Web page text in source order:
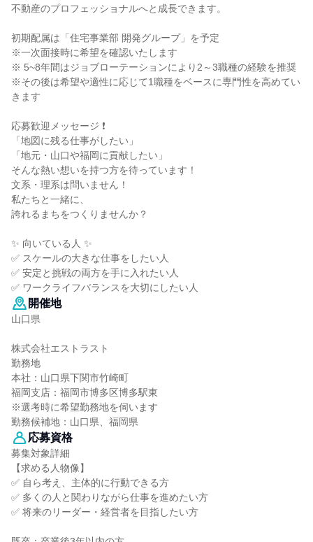
不動産のプロフェッショナルへと成長できます。
初期配属は「住宅事業部 開発グループ」を予定
※一次面接時に希望を確認いたします
※ 5~8年間はジョブローテーションにより2～3職種の経験を推奨
※その後は希望や適性に応じて1職種をベースに専門性を高めてい
きます
応募歓迎メッセージ ❗
「地図に残る仕事がしたい」
「地元・山口や福岡に貢献したい」
そんな熱い想いを持つ方を待っています！
文系・理系は問いません！
私たちと一緒に、
誇れるまちをつくりませんか？
✨ 向いている人 ✨
✅ スケールの大きな仕事をしたい人
✅ 安定と挑戦の両方を手に入れたい人
✅ ワークライフバランスを大切にしたい人
開催地
山口県
株式会社エストラスト
勤務地
本社：山口県下関市竹崎町
福岡支店：福岡市博多区博多駅東
※選考時に希望勤務地を伺います
勤務候補地：山口県、福岡県
応募資格
募集対象詳細
【求める人物像】
✅ 自ら考え、主体的に行動できる方
✅ 多くの人と関わりながら仕事を進めたい方
✅ 将来のリーダー・経営者を目指したい方